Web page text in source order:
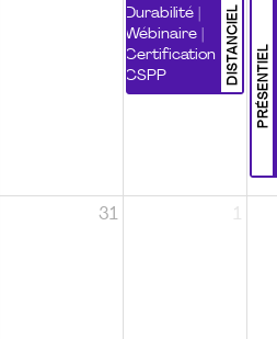
DISTANCIEL
Durabilité |
Wébinaire |
Certification
CSPP
PRÉSENTIEL
31 1